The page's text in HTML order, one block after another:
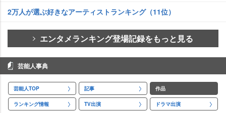
2万人が選ぶ好きなアーティストランキング（11位）
エンタメランキング登場記録をもっと見る
芸能人事典
芸能人TOP 記事 作品
ランキング情報 TV出演 ドラマ出演